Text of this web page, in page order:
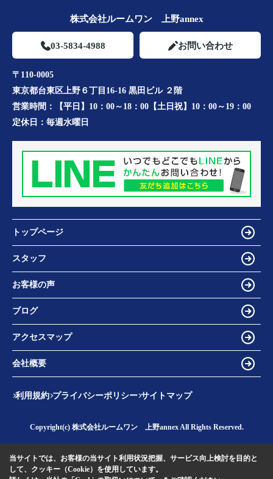
株式会社ルームワン 上野annex
03-5834-4988 お問い合わせ
〒110-0005
東京都台東区上野６丁目16-16 黒田ビル ２階
営業時間：
【平日】10：00～18：00【土日祝】10：00～19：00
定休日： 毎週水曜日
トップページ
スタッフ
お客様の声
ブログ
アクセスマップ
会社概要
利用規約 プライバシーポリシー サイトマップ
Copyright(c) 株式会社ルームワン 上野annex All Rights Reserved.
当サイトでは、お客様の当サイト利用状況把握、サービス向上検討を目的と
して、クッキー（Cookie）を使用しています。